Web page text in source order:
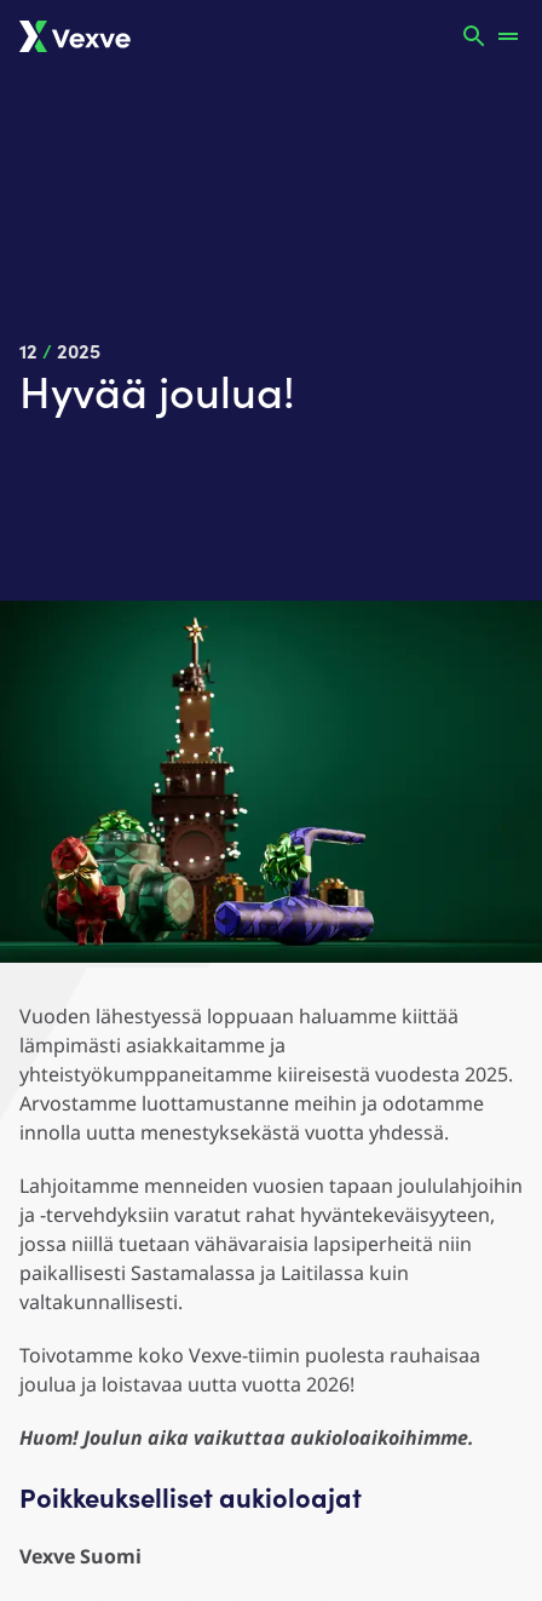
12 /2025
Hyvää joulua!
Vuoden lähestyessä loppuaan haluamme kiittää
lämpimästi asiakkaitamme ja
yhteistyökumppaneitamme kiireisestä vuodesta 2025.
Arvostamme luottamustanne meihin ja odotamme
innolla uutta menestyksekästä vuotta yhdessä.
Lahjoitamme menneiden vuosien tapaan joululahjoihin
ja -tervehdyksiin varatut rahat hyväntekeväisyyteen,
jossa niillä tuetaan vähävaraisia lapsiperheitä niin
paikallisesti Sastamalassa ja Laitilassa kuin
valtakunnallisesti.
Toivotamme koko Vexve-tiimin puolesta rauhaisaa
joulua ja loistavaa uutta vuotta 2026!
Huom! Joulun aika vaikuttaa aukioloaikoihimme.
Poikkeukselliset aukioloajat
Vexve Suomi